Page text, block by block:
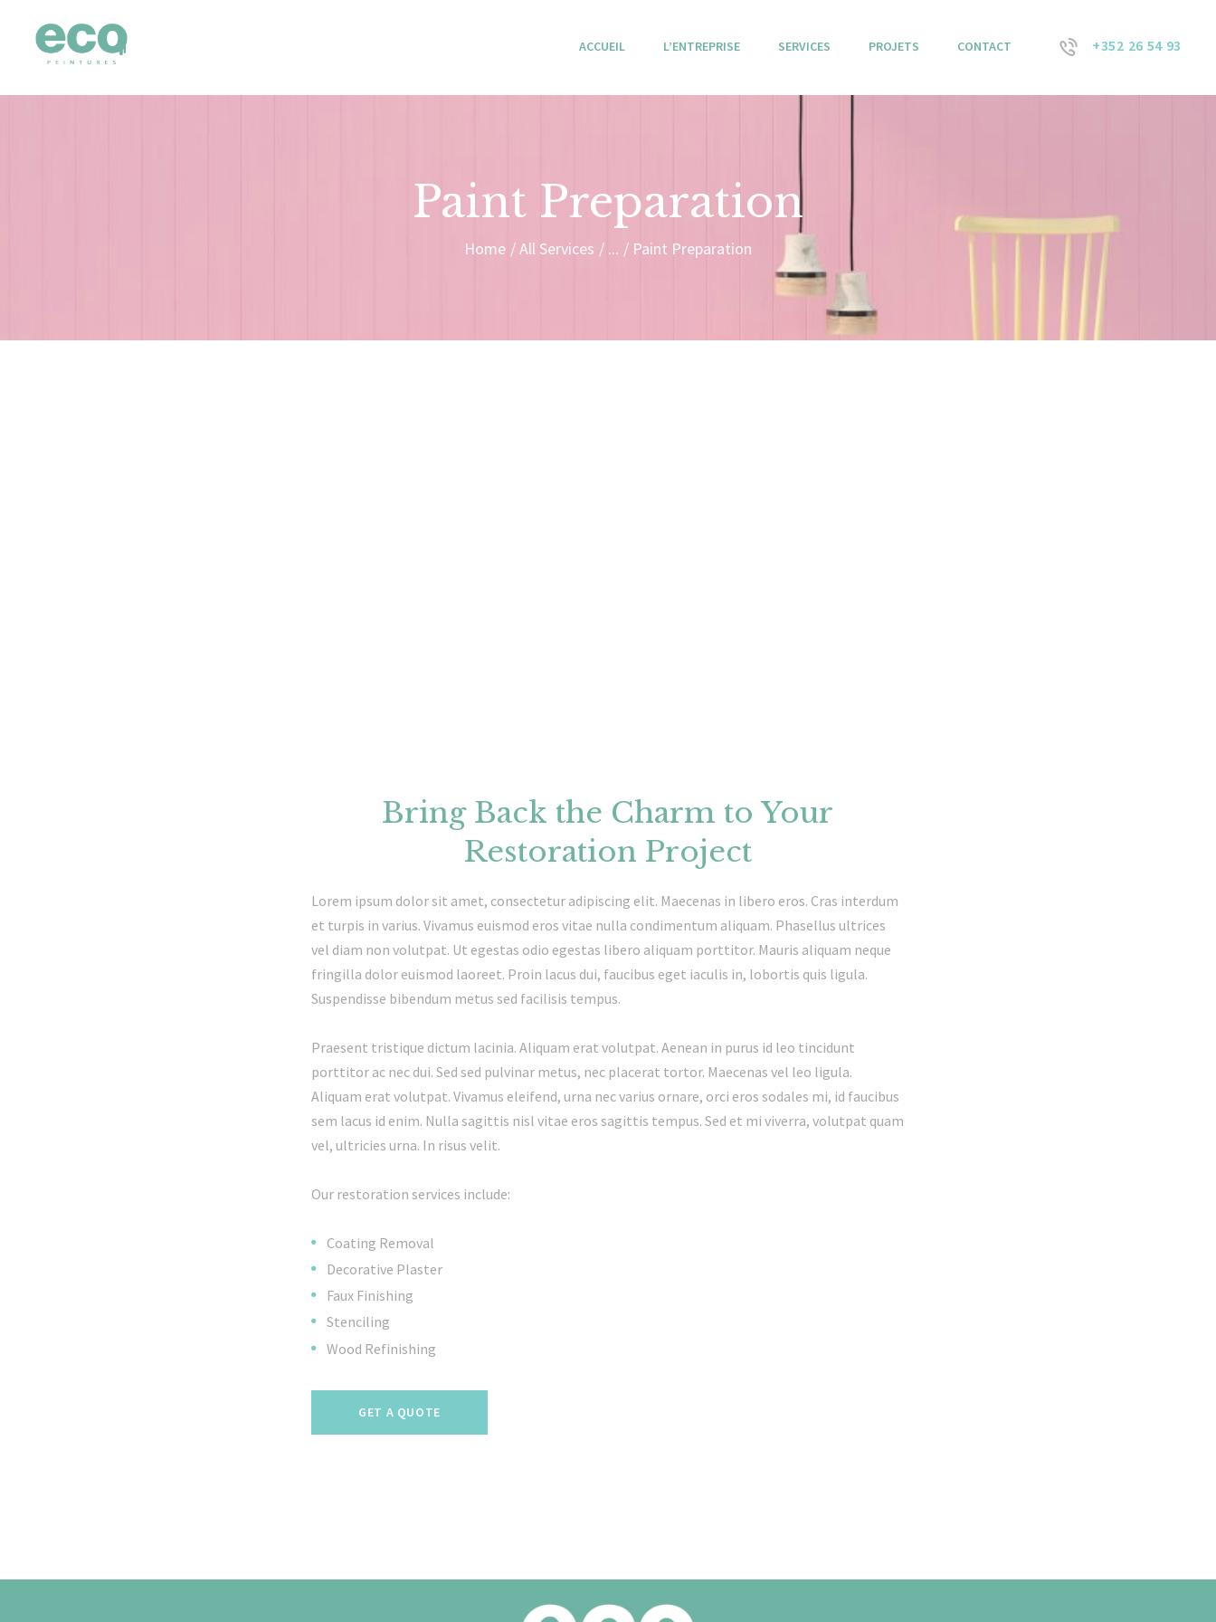
ACCUEIL L’ENTREPRISE SERVICES PROJETS CONTACT +352 26 54 93
Paint Preparation
Home All Services ... Paint Preparation
PROJETS
CONTACT
Bring Back the Charm to Your
Restoration Project
Lorem ipsum dolor sit amet, consectetur adipiscing elit. Maecenas in libero eros. Cras interdum
et turpis in varius. Vivamus euismod eros vitae nulla condimentum aliquam. Phasellus ultrices
vel diam non volutpat. Ut egestas odio egestas libero aliquam porttitor. Mauris aliquam neque
fringilla dolor euismod laoreet. Proin lacus dui, faucibus eget iaculis in, lobortis quis ligula.
Suspendisse bibendum metus sed facilisis tempus.
Praesent tristique dictum lacinia. Aliquam erat volutpat. Aenean in purus id leo tincidunt
porttitor ac nec dui. Sed sed pulvinar metus, nec placerat tortor. Maecenas vel leo ligula.
Aliquam erat volutpat. Vivamus eleifend, urna nec varius ornare, orci eros sodales mi, id faucibus
sem lacus id enim. Nulla sagittis nisl vitae eros sagittis tempus. Sed et mi viverra, volutpat quam
vel, ultricies urna. In risus velit.
Our restoration services include:
Coating Removal
Decorative Plaster
Faux Finishing
Stenciling
Wood Refinishing
GET A QUOTE